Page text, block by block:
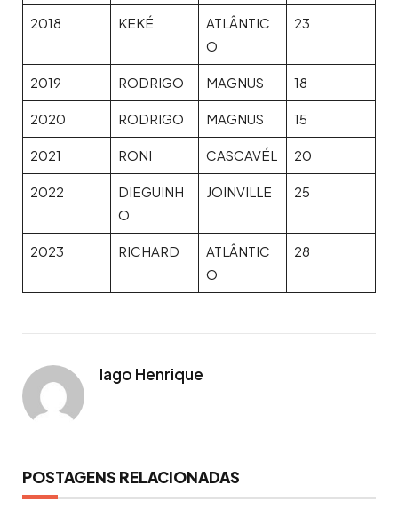
2018 KEKÉ
ATLÂNTIC
O
23
2019 RODRIGO MAGNUS 18
2020 RODRIGO MAGNUS 15
2021 RONI CASCAVÉL 20
2022
DIEGUINH
O
JOINVILLE 25
2023 RICHARD
ATLÂNTIC
O
28
Iago Henrique
POSTAGENS RELACIONADAS